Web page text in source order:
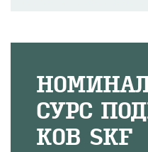
СУРС
КОВ SKF